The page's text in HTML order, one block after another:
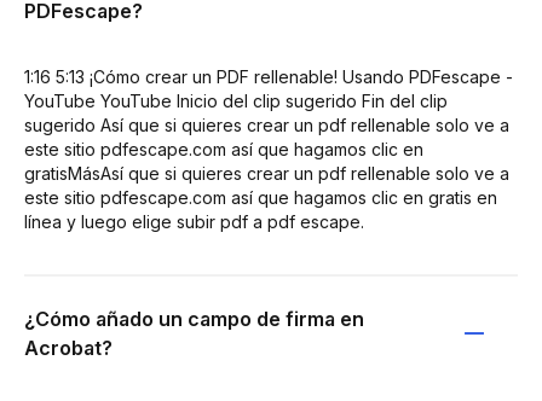
PDFescape?
1:16 5:13 ¡Cómo crear un PDF rellenable! Usando PDFescape -
YouTube YouTube Inicio del clip sugerido Fin del clip
sugerido Así que si quieres crear un pdf rellenable solo ve a
este sitio pdfescape.com así que hagamos clic en
gratisMásAsí que si quieres crear un pdf rellenable solo ve a
este sitio pdfescape.com así que hagamos clic en gratis en
línea y luego elige subir pdf a pdf escape.
¿Cómo añado un campo de firma en
Acrobat?